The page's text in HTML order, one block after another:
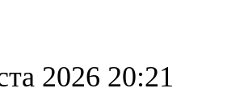
2026 20:21